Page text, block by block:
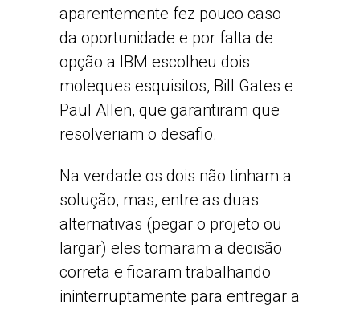
aparentemente fez pouco caso
da oportunidade e por falta de
opção a IBM escolheu dois
moleques esquisitos, Bill Gates e
Paul Allen, que garantiram que
resolveriam o desafio.
Na verdade os dois não tinham a
solução, mas, entre as duas
alternativas (pegar o projeto ou
largar) eles tomaram a decisão
correta e ficaram trabalhando
ininterruptamente para entregar a